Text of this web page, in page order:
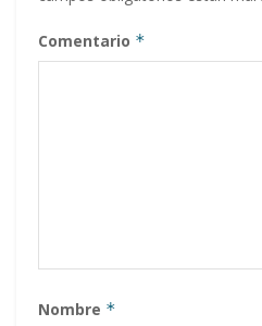
Comentario *
Nombre *